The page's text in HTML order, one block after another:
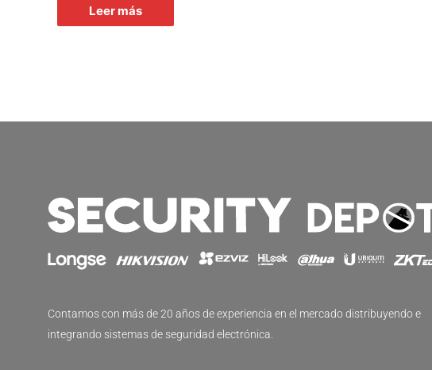
Leer más
Contamos con más de 20 años de experiencia en el mercado distribuyendo e
integrando sistemas de seguridad electrónica.